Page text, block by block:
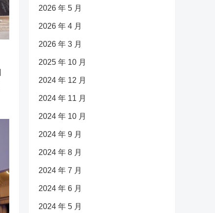
2026 年 5 月
2026 年 4 月
2026 年 3 月
2025 年 10 月
2024 年 12 月
2024 年 11 月
2024 年 10 月
2024 年 9 月
2024 年 8 月
2024 年 7 月
2024 年 6 月
2024 年 5 月